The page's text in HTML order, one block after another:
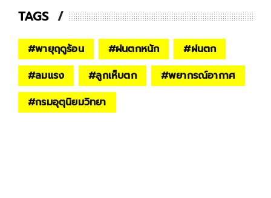
TAGS
#พายุฤดูร้อน #ฝนตกหนัก #ฝนตก
#ลมแรง #ลูกเห็บตก #พยากรณ์อากาศ
#กรมอุตุนิยมวิทยา